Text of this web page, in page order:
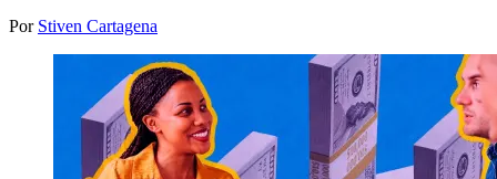
Por Stiven Cartagena